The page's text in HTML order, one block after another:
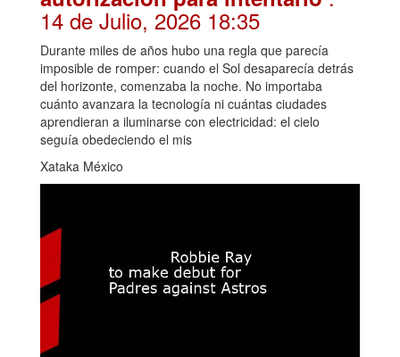
14 de Julio, 2026 18:35
Durante miles de años hubo una regla que parecía
imposible de romper: cuando el Sol desaparecía detrás
del horizonte, comenzaba la noche. No importaba
cuánto avanzara la tecnología ni cuántas ciudades
aprendieran a iluminarse con electricidad: el cielo
seguía obedeciendo el mis
Xataka México